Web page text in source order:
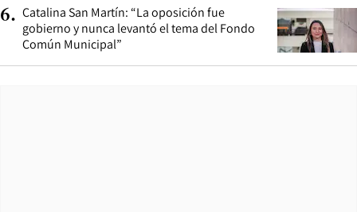
6. Catalina San Martín: “La oposición fue
gobierno y nunca levantó el tema del Fondo
Común Municipal”